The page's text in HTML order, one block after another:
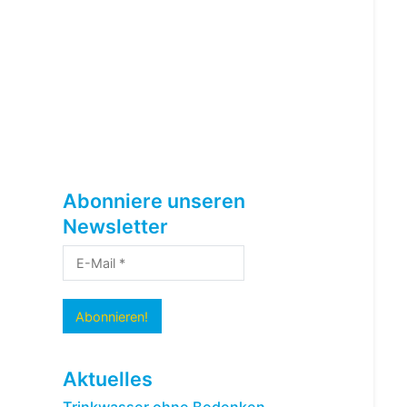
Abonniere unseren
Newsletter
Aktuelles